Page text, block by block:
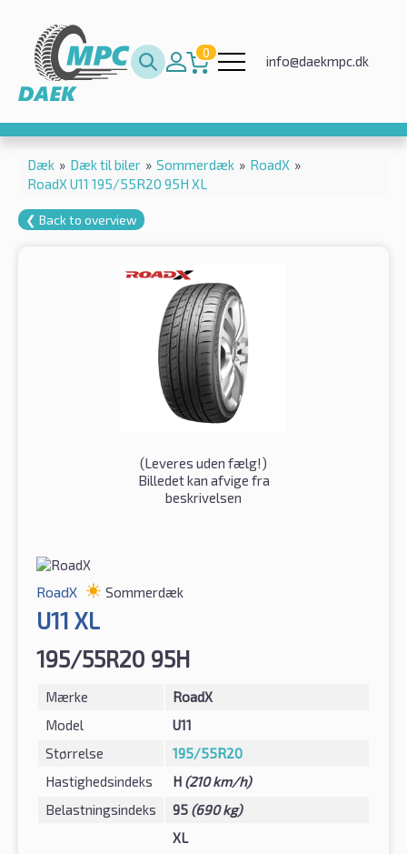
0
info@daekmpc.dk
Dæk » Dæk til biler » Sommerdæk » RoadX »
RoadX U11 195/55R20 95H XL
❮ Back to overview
(Leveres uden fælg!)
Billedet kan afvige fra
beskrivelsen
RoadX Sommerdæk
U11 XL
195/55R20 95H
Mærke
RoadX
Model
U11
Størrelse
195/55R20
Hastighedsindeks
H (210 km/h)
Belastningsindeks
95 (690 kg)
XL